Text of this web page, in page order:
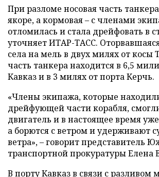
При разломе носовая часть
якоре, а кормовая – с членами
отломилась и стала дрейфовать в
уточняет ИТАР-ТАСС.
села на мель в двух милях от косы
часть танкера находится в 6,5
Кавказ и в 3 милях от порта Керчь.
«Члены экипажа, которые
дрейфующей части корабля,
двигатель и в настоящее время
а борются с ветром и удерживают
ветра», – говорит представитель
транспортной прокуратуры Елена
В порту Кавказ в связи с разливом